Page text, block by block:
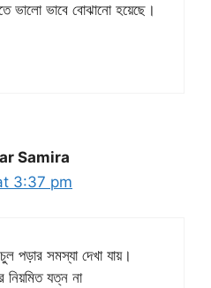
ভালো ভাবে বোঝানো হয়েছে।
Samira
3:37 pm
পড়ার সমস্যা দেখা যায়।
নিয়মিত যত্ন না